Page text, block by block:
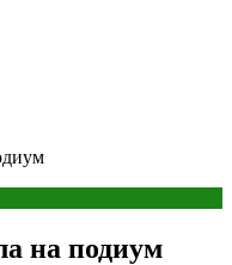
на подиум